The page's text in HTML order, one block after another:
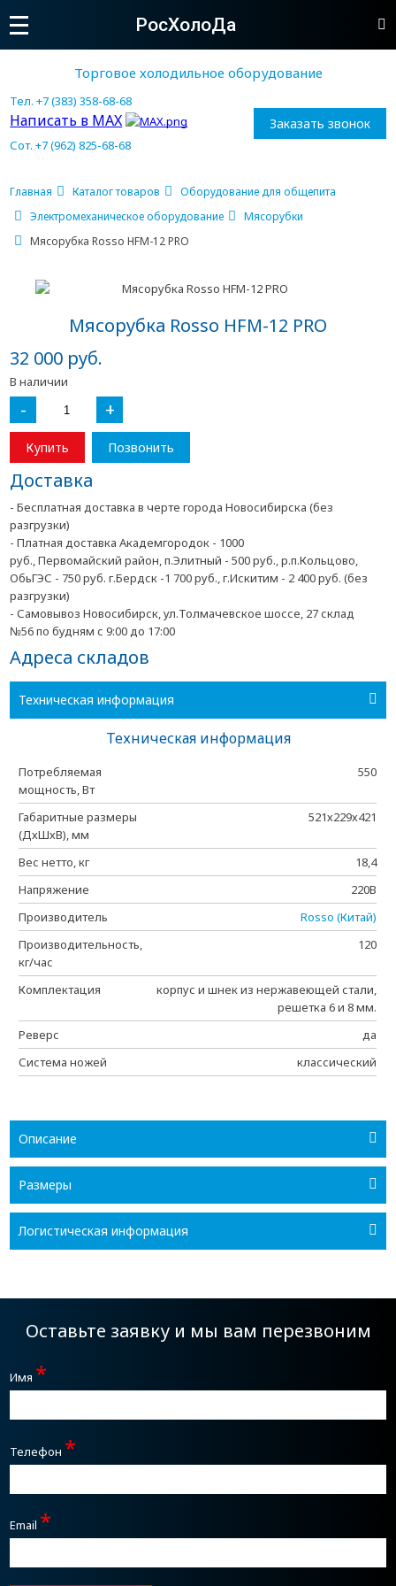
РосХолоДа
Торговое холодильное оборудование
Тел. +7 (383) 358-68-68
Написать в MAX
Сот. +7 (962) 825-68-68
Заказать звонок
Главная Каталог товаров
Оборудование для общепита
Электромеханическое оборудование
Мясорубки
Мясорубка Rosso HFM-12 PRO
Мясорубка Rosso HFM-12 PRO
32 000 руб.
В наличии
- +
Купить Позвонить
Доставка
- Бесплатная доставка в черте города Новосибирска (без
разгрузки)
- Платная доставка Академгородок - 1000
руб., Первомайский район, п.Элитный - 500 руб., р.п.Кольцово,
ОбьГЭС - 750 руб. г.Бердск -1 700 руб., г.Искитим - 2 400 руб. (без
разгрузки)
- Самовывоз Новосибирск, ул.Толмачевское шоссе, 27 склад
№56 по будням с 9:00 до 17:00
Адреса складов
Техническая информация
Техническая информация
Потребляемая
мощность, Вт
550
Габаритные размеры
(ДхШхВ), мм
521х229х421
Вес нетто, кг
18,4
Напряжение
220В
Производитель
Rosso (Китай)
Производительность,
кг/час
120
Комплектация
корпус и шнек из нержавеющей стали,
решетка 6 и 8 мм.
Реверс
да
Система ножей
классический
Описание
Размеры
Логистическая информация
Оставьте заявку и мы вам перезвоним
Имя *
Телефон *
Email *